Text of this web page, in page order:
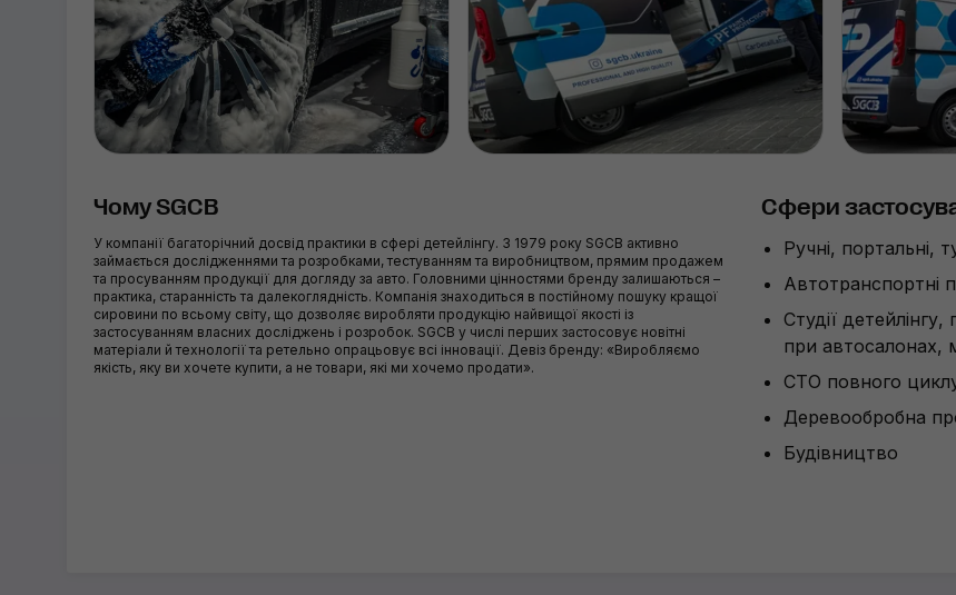
Чому SGCB
У компанії багаторічний досвід практики в сфері детейлінгу. З 1979 року SGCB активно
займається дослідженнями та розробками, тестуванням та виробництвом, прямим продажем
та просуванням продукції для догляду за авто. Головними цінностями бренду залишаються –
практика, старанність та далекоглядність. Компанія знаходиться в постійному пошуку кращої
сировини по всьому світу, що дозволяє виробляти продукцію найвищої якості із
застосуванням власних досліджень і розробок. SGCB у числі перших застосовує новітні
матеріали й технології та ретельно опрацьовує всі інновації. Девіз бренду: «Виробляємо
якість, яку ви хочете купити, а не товари, які ми хочемо продати».
Сфери
Ручні, портальні,
Автотранспортні
Студії
при автосалонах,
СТО повного
Деревообробна
Будівництво